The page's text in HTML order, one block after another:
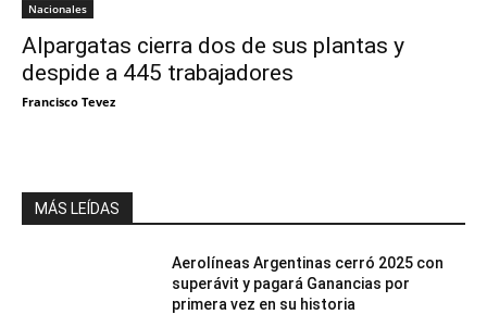
Nacionales
Alpargatas cierra dos de sus plantas y
despide a 445 trabajadores
Francisco Tevez
MÁS LEÍDAS
Aerolíneas Argentinas cerró 2025 con
superávit y pagará Ganancias por
primera vez en su historia